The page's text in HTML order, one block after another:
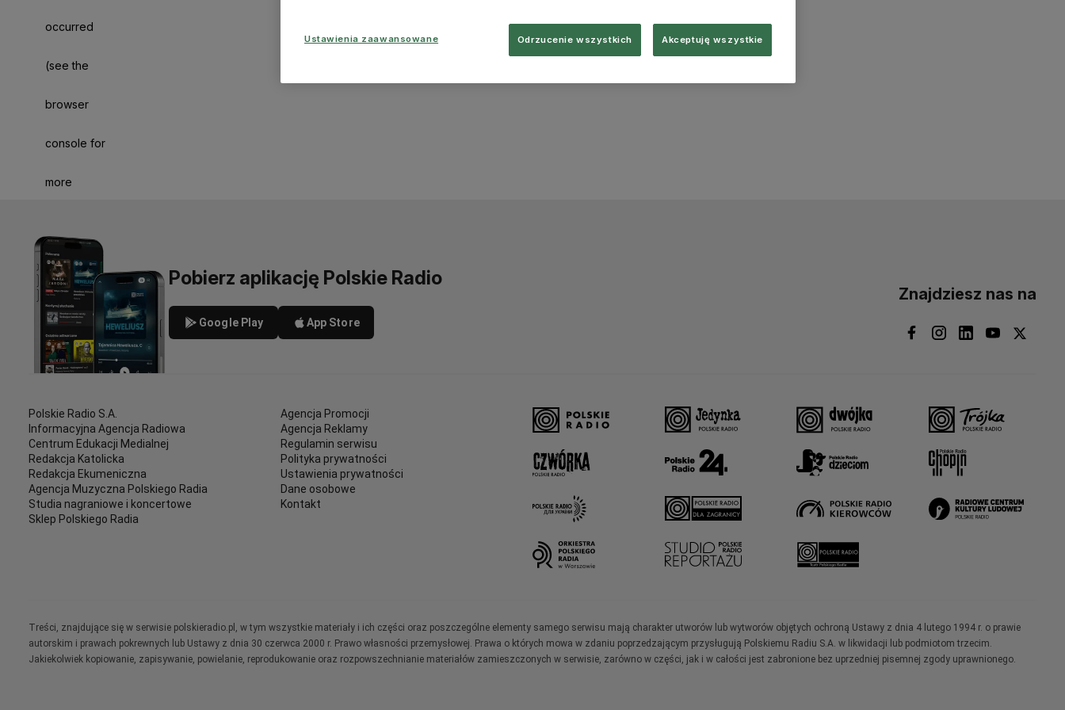
occurred
(see the
browser
console for
more
Pobierz aplikację Polskie Radio
Google Play App Store
Znajdziesz nas na
Polskie Radio S.A.
Informacyjna Agencja Radiowa
Centrum Edukacji Medialnej
Redakcja Katolicka
Redakcja Ekumeniczna
Agencja Muzyczna Polskiego Radia
Studia nagraniowe i koncertowe
Sklep Polskiego Radia
Agencja Promocji
Agencja Reklamy
Regulamin serwisu
Polityka prywatności
Ustawienia prywatności
Dane osobowe
Kontakt
Treści, znajdujące się w serwisie polskieradio.pl, w tym wszystkie materiały i ich części oraz poszczególne elementy samego serwisu mają charakter utworów lub wytworów objętych ochroną Ustawy z dnia 4 lutego 1994 r. o prawie
autorskim i prawach pokrewnych lub Ustawy z dnia 30 czerwca 2000 r. Prawo własności przemysłowej. Prawa o których mowa w zdaniu poprzedzającym przysługują Polskiemu Radiu S.A. w likwidacji lub podmiotom trzecim.
Jakiekolwiek kopiowanie, zapisywanie, powielanie, reprodukowanie oraz rozpowszechnianie materiałów zamieszczonych w serwisie, zarówno w części, jak i w całości jest zabronione bez uprzedniej pisemnej zgody uprawnionego.
Ustawienia zaawansowane Odrzucenie wszystkich Akceptuję wszystkie